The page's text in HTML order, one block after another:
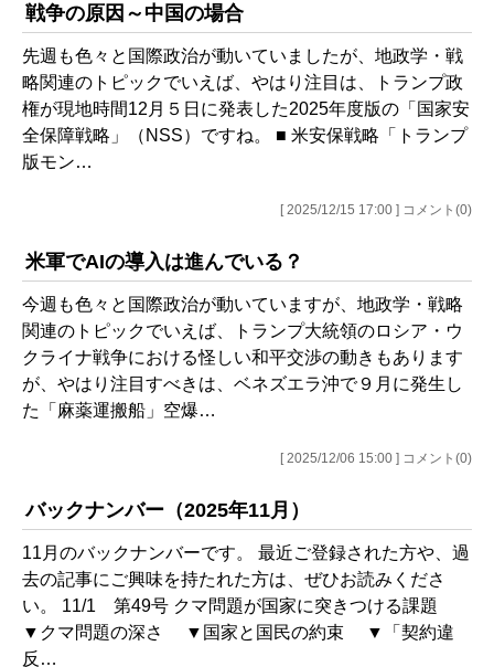
戦争の原因～中国の場合
先週も色々と国際政治が動いていましたが、地政学・戦
略関連のトピックでいえば、やはり注目は、トランプ政
権が現地時間12月５日に発表した2025年度版の「国家安
全保障戦略」（NSS）ですね。 ■ 米安保戦略「トランプ
版モン…
[ 2025/12/15 17:00 ] コメント(0)
米軍でAIの導入は進んでいる？
今週も色々と国際政治が動いていますが、地政学・戦略
関連のトピックでいえば、トランプ大統領のロシア・ウ
クライナ戦争における怪しい和平交渉の動きもあります
が、やはり注目すべきは、ベネズエラ沖で９月に発生し
た「麻薬運搬船」空爆…
[ 2025/12/06 15:00 ] コメント(0)
バックナンバー（2025年11月）
11月のバックナンバーです。 最近ご登録された方や、過
去の記事にご興味を持たれた方は、ぜひお読みくださ
い。 11/1 第49号 クマ問題が国家に突きつける課題
▼クマ問題の深さ ▼国家と国民の約束 ▼「契約違
反…